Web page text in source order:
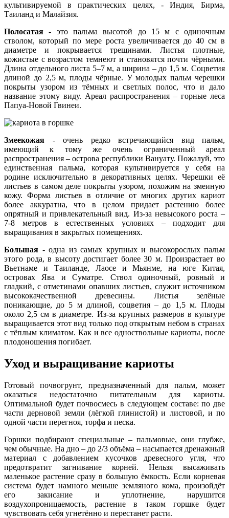
культивируемой в практических целях, - Индия, Бирма,
Таиланд и Малайзия.
Полосатая - это пальма высотой до 15 м с одиночным
стволом, который по мере роста увеличивается до 40 см в
диаметре и покрывается трещинами. Листья плотные,
кожистые с возрастом темнеют и становятся почти чёрными.
Длина отдельного листа 5–7 м, а ширина – до 1,5 м. Соцветия
длиной до 2,5 м, плоды чёрные. У молодых пальм черешки
покрыты узором из тёмных и светлых полос, что и дало
название этому виду. Ареал распространения – горные леса
Папуа-Новой Гвинеи.
Змеекожая - очень редко встречающийся вид пальм,
имеющий к тому же очень ограниченный ареал
распространения – острова республики Вануату. Пожалуй, это
единственная пальма, которая культивируется у себя на
родине исключительно в декоративных целях. Черешки её
листьев в самом деле покрыты узором, похожим на змеиную
кожу. Форма листьев в отличие от многих других кариот
более аккуратна, что в целом придает растению более
опрятный и привлекательный вид. Из-за невысокого роста –
7-8 метров в естественных условиях – подходит для
выращивания в закрытых помещениях.
Большая - одна из самых крупных и высокорослых пальм
этого рода, в высоту достигает более 30 м. Произрастает во
Вьетнаме и Таиланде, Лаосе и Мьянме, на юге Китая,
островах Ява и Суматре. Ствол одиночный, ровный и
гладкий, с отметинами опавших листьев, служит источником
высококачественной древесины. Листья зелёные
поникающие, до 5 м длиной, соцветия – до 1,5 м. Плоды
около 2,5 см в диаметре. Из-за крупных размеров в культуре
выращивается этот вид только под открытым небом в странах
с тёплым климатом. Как и все одноствольные кариоты, после
плодоношения погибает.
Уход и выращивание кариоты
Готовый почвогрунт, предназначенный для пальм, может
оказаться недостаточно питательным для кариоты.
Оптимальной будет почвосмесь в следующем составе: по две
части дерновой земли (лёгкой глинистой) и листовой, и по
одной части перегноя, торфа и песка.
Горшки подбирают специальные – пальмовые, они глубже,
чем обычные. На дно – до 2/3 объёма – насыпается дренажный
материал с добавлением кусочков древесного угля, что
предотвратит загнивание корней. Нельзя высаживать
маленькое растение сразу в большую ёмкость. Если корневая
система будет намного меньше земляного кома, произойдёт
его закисание и уплотнение, нарушится
воздухопроницаемость, растение в таком горшке будет
чувствовать себя угнетённо и перестанет расти.